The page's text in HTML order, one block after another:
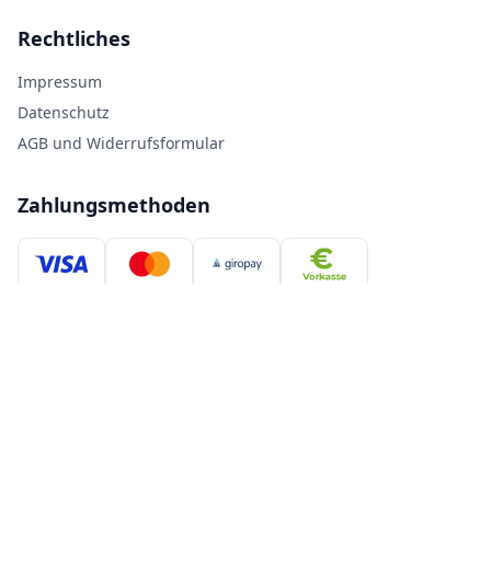
Rechtliches
Impressum
Datenschutz
AGB und Widerrufsformular
Zahlungsmethoden